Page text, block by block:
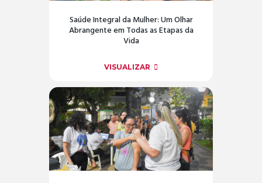
Saúde Integral da Mulher: Um Olhar
Abrangente em Todas as Etapas da
Vida
VISUALIZAR